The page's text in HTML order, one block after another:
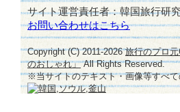
サイト運営責任者：韓国旅行研
お問い合わせはこちら
Copyright (C) 2011-2026旅行のプロ
のおしゃれ」All Rights Reserved.
※当サイトのテキスト・画像等すべ